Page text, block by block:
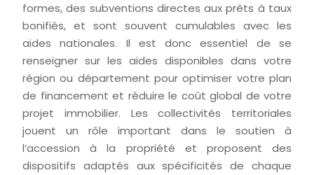
formes, des subventions directes aux prêts à taux
bonifiés, et sont souvent cumulables avec les
aides nationales. Il est donc essentiel de se
renseigner sur les aides disponibles dans votre
région ou département pour optimiser votre plan
de financement et réduire le coût global de votre
projet immobilier. Les collectivités territoriales
jouent un rôle important dans le soutien à
l’accession à la propriété et proposent des
dispositifs adaptés aux spécificités de chaque